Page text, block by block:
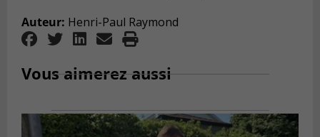
Auteur: Henri-Paul Raymond
Vous aimerez aussi